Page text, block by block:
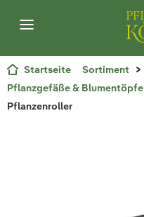
Startseite Sortiment
Pflanzgefäße & Blumentöpfe
Pflanzenroller